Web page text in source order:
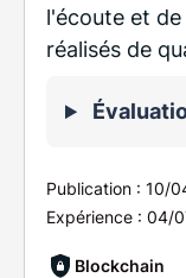
l'écoute et
réalisés de
Publication : 10/
Expérience : 04/
Blockchain